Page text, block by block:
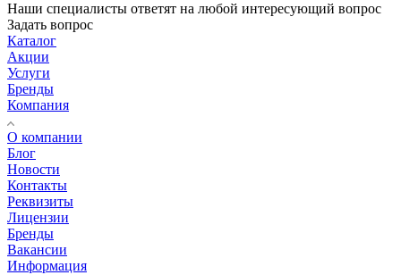
Наши специалисты ответят на любой интересующий вопрос
Задать вопрос
Каталог
Акции
Услуги
Бренды
Компания
О компании
Блог
Новости
Контакты
Реквизиты
Лицензии
Бренды
Вакансии
Информация